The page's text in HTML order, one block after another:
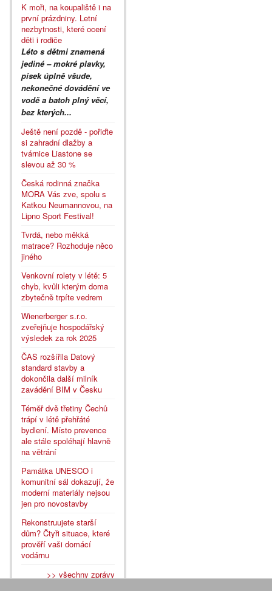
K moři, na koupaliště i na
první prázdniny. Letní
nezbytnosti, které ocení
děti i rodiče
Léto s dětmi znamená
jediné – mokré plavky,
písek úplně všude,
nekonečné dovádění ve
vodě a batoh plný věcí,
bez kterých...
Ještě není pozdě - pořiďte
si zahradní dlažby a
tvárnice Liastone se
slevou až 30 %
Česká rodinná značka
MORA Vás zve, spolu s
Katkou Neumannovou, na
Lipno Sport Festival!
Tvrdá, nebo měkká
matrace? Rozhoduje něco
jiného
Venkovní rolety v létě: 5
chyb, kvůli kterým doma
zbytečně trpíte vedrem
Wienerberger s.r.o.
zveřejňuje hospodářský
výsledek za rok 2025
ČAS rozšířila Datový
standard stavby a
dokončila další milník
zavádění BIM v Česku
Téměř dvě třetiny Čechů
trápí v létě přehřáté
bydlení. Místo prevence
ale stále spoléhají hlavně
na větrání
Památka UNESCO i
komunitní sál dokazují, že
moderní materiály nejsou
jen pro novostavby
Rekonstruujete starší
dům? Čtyři situace, které
prověří vaši domácí
vodárnu
>> všechny zprávy